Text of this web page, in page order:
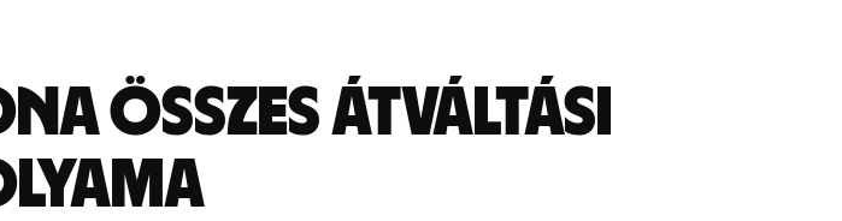
összes átváltási